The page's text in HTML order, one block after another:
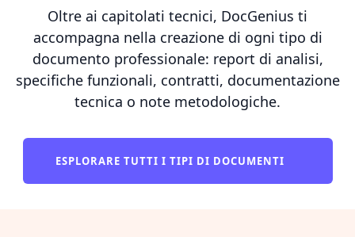
Oltre ai capitolati tecnici, DocGenius ti
accompagna nella creazione di ogni tipo di
documento professionale: report di analisi,
specifiche funzionali, contratti, documentazione
tecnica o note metodologiche.
ESPLORARE TUTTI I TIPI DI DOCUMENTI